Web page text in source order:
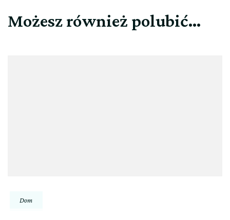
Możesz również polubić…
Dom